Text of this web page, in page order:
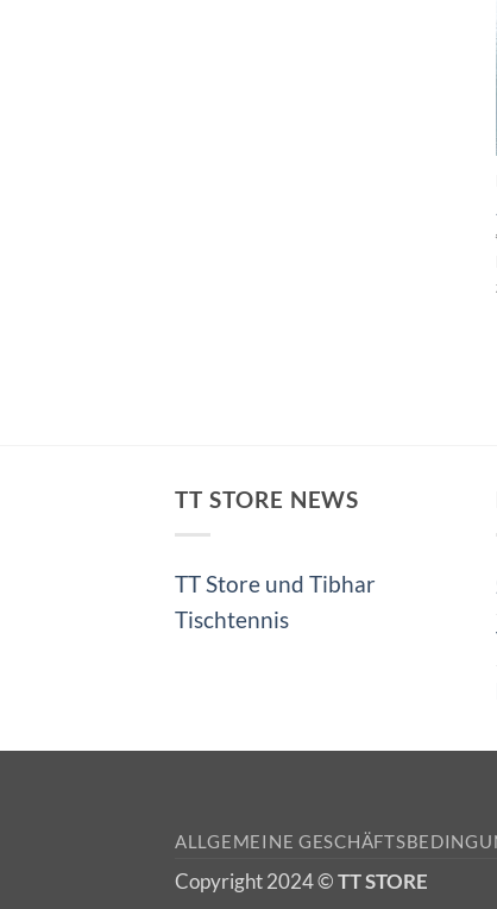
TT STORE NEWS
TT Store und Tibhar
Tischtennis
ALLGEMEINE
Copyright 2024 ©TT STORE